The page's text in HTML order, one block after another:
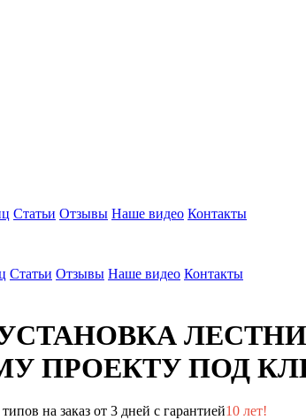
Статьи Отзывы Наше видео Контакты
Статьи Отзывы Наше видео Контакты
ПРОЕКТУ ПОД
на заказ от 3 дней с гарантией10 лет!